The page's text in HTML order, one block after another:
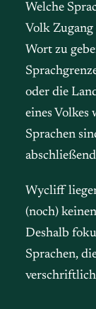
Welche
Volk
Wort zu
oder die
eines Volkes
Sprachen
Wycliff
(noch)
Deshalb
Sprachen,